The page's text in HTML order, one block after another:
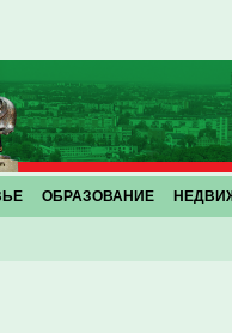
ОБРАЗОВАНИЕ